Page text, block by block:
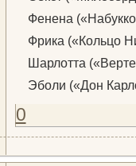
Фенена
Фрика («Кольцо
Шарлотта
Эболи («Дон
0